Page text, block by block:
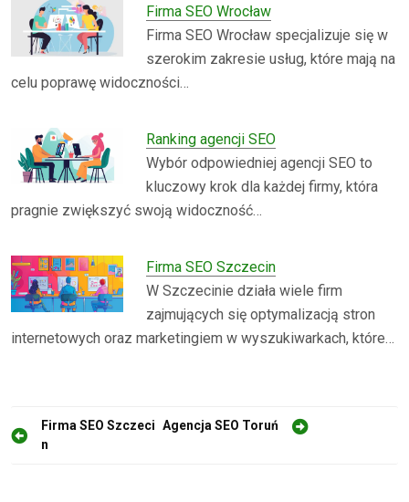
Firma SEO Wrocław
Firma SEO Wrocław specjalizuje się w
szerokim zakresie usług, które mają na
celu poprawę widoczności…
Ranking agencji SEO
Wybór odpowiedniej agencji SEO to
kluczowy krok dla każdej firmy, która
pragnie zwiększyć swoją widoczność…
Firma SEO Szczecin
W Szczecinie działa wiele firm
zajmujących się optymalizacją stron
internetowych oraz marketingiem w wyszukiwarkach, które…
N
Firma SEO Szczeci
n
Agencja SEO Toruń